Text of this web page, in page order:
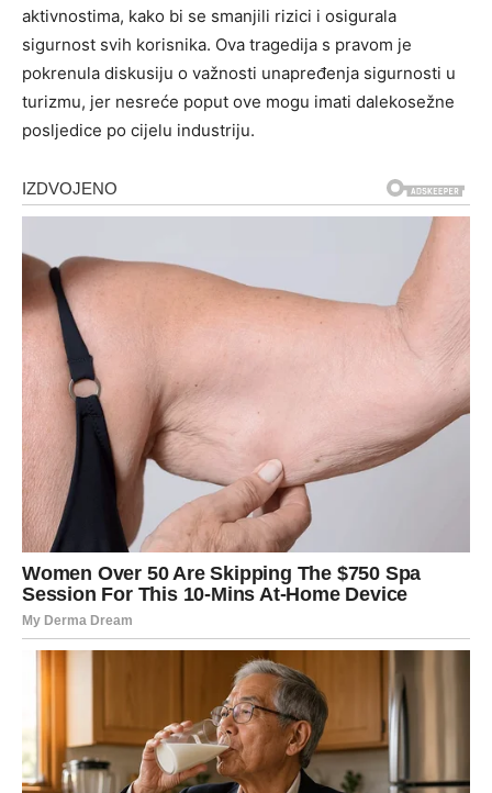
aktivnostima, kako bi se smanjili rizici i osigurala
sigurnost svih korisnika. Ova tragedija s pravom je
pokrenula diskusiju o važnosti unapređenja sigurnosti u
turizmu, jer nesreće poput ove mogu imati dalekosežne
posljedice po cijelu industriju.